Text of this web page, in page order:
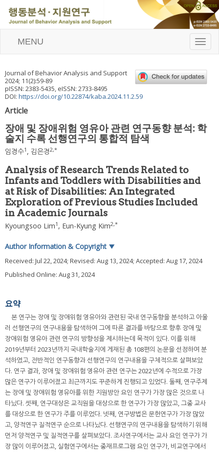
T
o
l
e
g
MENU
Journal of Behavior Analysis and Support
2024; 11(2):59-89
pISSN: 2383-5435, eISSN: 2733-8495
DOI: https://doi.org/10.22874/kaba.2024.11.2.59
Article
장애 및 장애위험 영유아 관련 연구동향 분석: 학
술지 수록 선행연구의 통합적 탐색
임경수1 , 김은경2,*
Analysis of Research Trends Related to
Infants and Toddlers with Disabilities and
at Risk of Disabilities: An Integrated
Exploration of Previous Studies Included
in Academic Journals
Kyoungsoo Lim1 , Eun-Kyung Kim2,*
Author Information & Copyright ▼
Received: Jul 22, 2024; Revised: Aug 13, 2024; Accepted: Aug 17, 2024
Published Online: Aug 31, 2024
요약
본 연구는 장애 및 장애위험 영유아와 관련된 국내 연구동향을 분석하고 아울
러 선행연구의 연구내용을 탐색하여 그에 따른 결과를 바탕으로 향후 장애 및
장애위험 영유아 관련 연구의 방향성을 제시하는데 목적이 있다. 이를 위해
2019년부터 2023년까지 국내학술지에 게재된 총 108편의 논문을 선정하여 분
석하였고, 전반적인 연구동향과 선행연구의 연구내용을 구체적으로 살펴보았
다. 연구 결과, 장애 및 장애위험 영유아 관련 연구는 2022년에 수적으로 가장
많은 연구가 이루어졌고 최근까지도 꾸준하게 진행되고 있었다. 둘째, 연구주제
는 장애 및 장애위험 영유아를 위한 지원방안 요인 연구가 가장 많은 것으로 나
타났다. 셋째, 연구대상은 교직원을 대상으로 한 연구가 가장 많았고, 그중 교사
를 대상으로 한 연구가 주를 이루었다. 넷째, 연구방법은 문헌연구가 가장 많았
고, 양적연구 질적연구 순으로 나타났다. 선행연구의 연구내용을 탐색하기 위해
먼저 양적연구 및 질적연구를 살펴보았다. 조사연구에서는 교사 요인 연구가 가
장 많이 이루어졌고, 실험연구에서는 중재프로그램 요인 연구가, 비교연구에서